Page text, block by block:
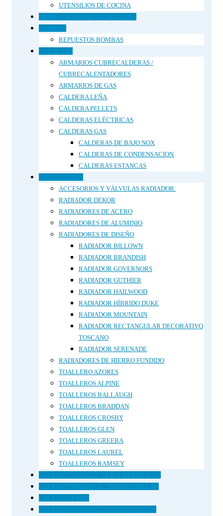
UTENSILIOS DE COCINA
BARRAS Y SOPORTES DE AYUDA
BOMBAS
REPUESTOS BOMBAS
CALDERAS
ARMARIOS CUBRECALDERAS /
CUBRECALENTADORES
ARMARIOS DE GAS
CALDERA LEÑA
CALDERA PELLETS
CALDERAS ELÉCTRICAS
CALDERAS GAS
CALDERAS DE BAJO NOX
CALDERAS DE CONDENSACION
CALDERAS ESTANCAS
CALEFACCIÓN
ACCESORIOS Y VÁLVULAS RADIADOR.
RADIADOR DEKOR
RADIADORES DE ACERO
RADIADORES DE ALUMINIO
RADIADORES DE DISEÑO
RADIADOR BILLOWN
RADIADOR BRANDISH
RADIADOR GOVERNORS
RADIADOR GUTHIER
RADIADOR HAILWOOD
RADIADOR HÍBRIDO DUKE
RADIADOR MOUNTAIN
RADIADOR RECTANGULAR DECORATIVO
TOSCANO
RADIADOR SERENADE
RADIADORES DE HIERRO FUNDIDO
TOALLERO AZORES
TOALLEROS ALPINE
TOALLEROS BALLAUGH
TOALLEROS BRADDAN
TOALLEROS CROSBY
TOALLEROS GLEN
TOALLEROS GREEBA
TOALLEROS LAUREL
TOALLEROS RAMSEY
CALEFACCIÓN ELÉCTRICA INFRARROJA
CALEFACTORES ELÉCTRICOS STELLAR
CALENTADORES
CALENTADORES AGUA INSTANTÁNEOS